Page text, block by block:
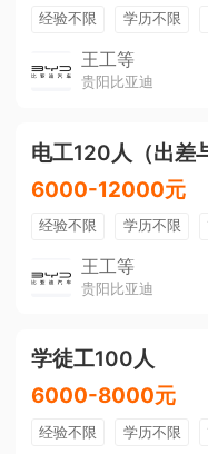
经验不限 学历不限
王工等
贵阳比亚迪
电工120人（出差
6000-12000元
经验不限 学历不限
王工等
贵阳比亚迪
学徒工100人
6000-8000元
经验不限 学历不限